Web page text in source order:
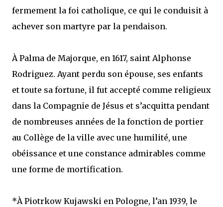
fermement la foi catholique, ce qui le conduisit à
achever son martyre par la pendaison.
À Palma de Majorque, en 1617, saint Alphonse
Rodriguez. Ayant perdu son épouse, ses enfants
et toute sa fortune, il fut accepté comme religieux
dans la Compagnie de Jésus et s’acquitta pendant
de nombreuses années de la fonction de portier
au Collège de la ville avec une humilité, une
obéissance et une constance admirables comme
une forme de mortification.
*À Piotrkow Kujawski en Pologne, l’an 1939, le